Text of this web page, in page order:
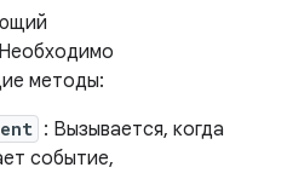
методы:
: Вызывается, когда
событие,